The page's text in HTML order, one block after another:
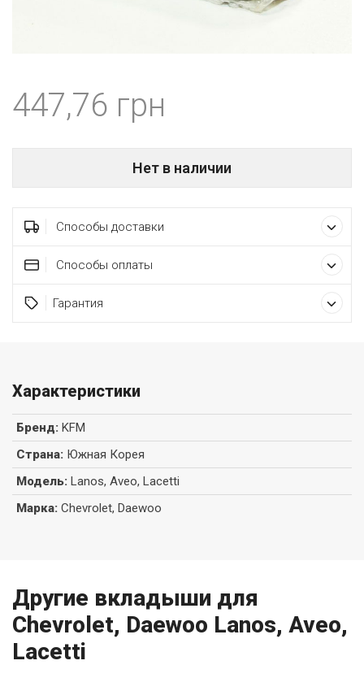
447,76
Нет в наличии
Способы доставки
Способы оплаты
Гарантия
Характеристики
Бренд: KFM
Страна: Южная Корея
Модель: Lanos, Aveo, Lacetti
Марка: Chevrolet, Daewoo
Другие вкладыши для
Chevrolet, Daewoo Lanos, Aveo,
Lacetti